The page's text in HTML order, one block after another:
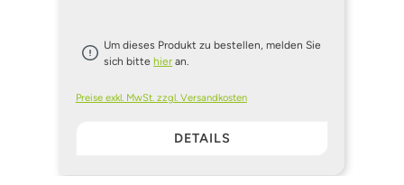
Um dieses Produkt zu bestellen, melden Sie
sich bittehier an.
Preise exkl. MwSt. zzgl. Versandkosten
DETAILS